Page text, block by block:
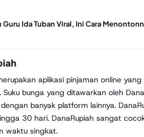
Guru Ida Tuban Viral, Ini Cara
aplikasi pinjaman online
bunga yang ditawarkan oleh
banyak platform lainnya.
30 hari. DanaRupiah sangat
waktu singkat.